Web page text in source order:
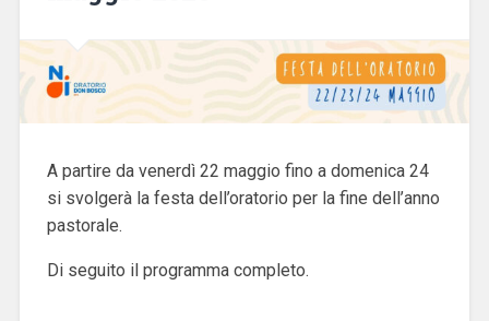
A partire da venerdì 22 maggio fino a domenica 24
si svolgerà la festa dell’oratorio per la fine dell’anno
pastorale.
Di seguito il programma completo.